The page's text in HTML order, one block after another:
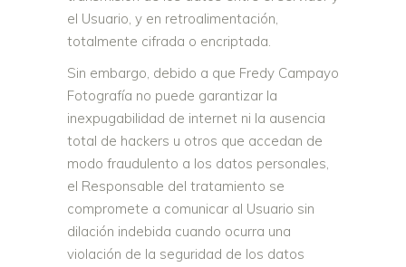
el Usuario, y en retroalimentación,
totalmente cifrada o encriptada.
Sin embargo, debido a que Fredy Campayo
Fotografía no puede garantizar la
inexpugabilidad de internet ni la ausencia
total de hackers u otros que accedan de
modo fraudulento a los datos personales,
el Responsable del tratamiento se
compromete a comunicar al Usuario sin
dilación indebida cuando ocurra una
violación de la seguridad de los datos